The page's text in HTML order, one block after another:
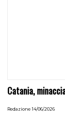
Catania,
Redazione 14/06/2026